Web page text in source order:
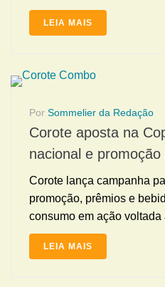
LEIA MAIS
Por Sommelier da Redação
Corote aposta na
nacional e
Corote lança campanha
promoção, prêmios e
consumo em ação
LEIA MAIS